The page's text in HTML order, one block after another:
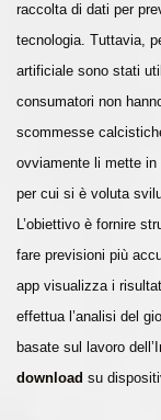
raccolta di dati per
tecnologia. Tuttavia,
artificiale sono stati
consumatori non
scommesse
ovviamente li mette
per cui si è voluta
L’obiettivo è fornire
fare previsioni più
app visualizza i
effettua l’analisi del
basate sul lavoro
download su